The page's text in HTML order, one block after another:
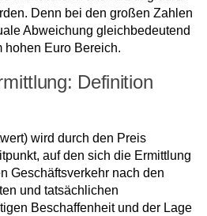
Denn bei den großen Zahlen
Abweichung gleichbedeutend
hohen Euro Bereich.
Definition
wird durch den Preis
auf den sich die Ermittlung
Geschäftsverkehr nach den
und tatsächlichen
Beschaffenheit und der Lage